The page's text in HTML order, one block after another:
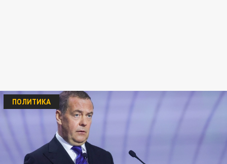
ПОЛИТИКА